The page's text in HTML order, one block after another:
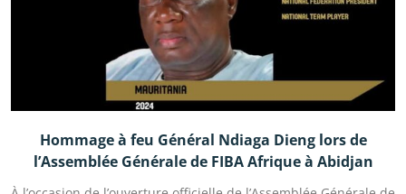
Hommage à feu Général Ndiaga Dieng lors de
l’Assemblée Générale de FIBA Afrique à Abidjan